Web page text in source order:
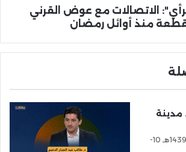
الاتصالات مع عوض القرني
منذ أوائل رمضان
مدينة
الخميس 24 شعبان 1439هـ 10-